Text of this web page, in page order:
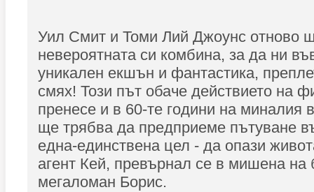
Уил Смит и Томи Лий Джоунс отново
невероятната си комбина, за да ни
уникален екшън и фантастика,
смях! Този път обаче действието на
пренесе и в 60-те години на миналия
ще трябва да предприеме пътуване
една-единствена цел - да опази
агент Кей, превърнал се в мишена на
мегаломан Борис.